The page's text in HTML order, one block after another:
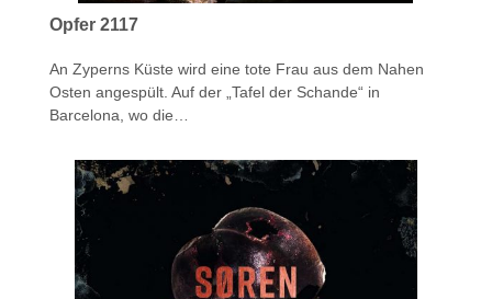
Opfer 2117
An Zyperns Küste wird eine tote Frau aus dem Nahen
Osten angespült. Auf der „Tafel der Schande“ in
Barcelona, wo die…